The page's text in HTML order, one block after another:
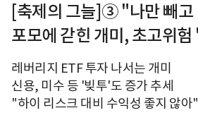
[축제의 그늘]③ "나만 빼고
포모에 갇힌 개미, 초고위
레버리지 ETF 투자 나서는 개미
신용, 미수 등 '빚투'도 증가 추세
"하이 리스크 대비 수익성 좋지 않아